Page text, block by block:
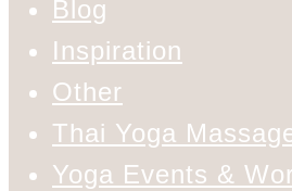
Blog
Inspiration
Other
Thai Yoga
Yoga Events &